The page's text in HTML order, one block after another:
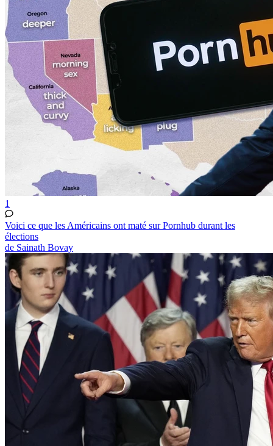
1
Voici ce que les Américains ont maté sur Pornhub durant les
élections
de Sainath Bovay